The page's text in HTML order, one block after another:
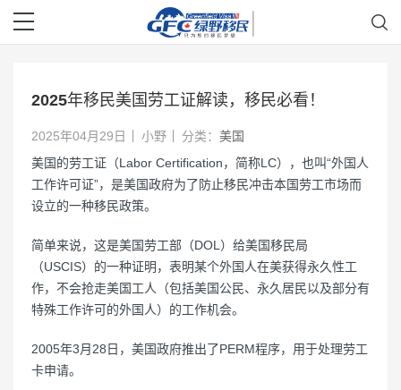
2025年移民美国劳工证解读，移民必看！
2025年04月29日 小野 分类： 美国
美国的劳工证（Labor Certification，简称LC），也叫“外国人
工作许可证”，是美国政府为了防止移民冲击本国劳工市场而
设立的一种移民政策。
简单来说，这是美国劳工部（DOL）给美国移民局
（USCIS）的一种证明，表明某个外国人在美获得永久性工
作，不会抢走美国工人（包括美国公民、永久居民以及部分有
特殊工作许可的外国人）的工作机会。
2005年3月28日，美国政府推出了PERM程序，用于处理劳工
卡申请。